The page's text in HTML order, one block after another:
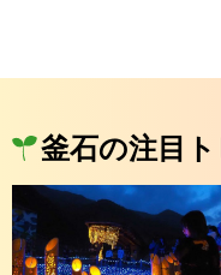
釜石の注目